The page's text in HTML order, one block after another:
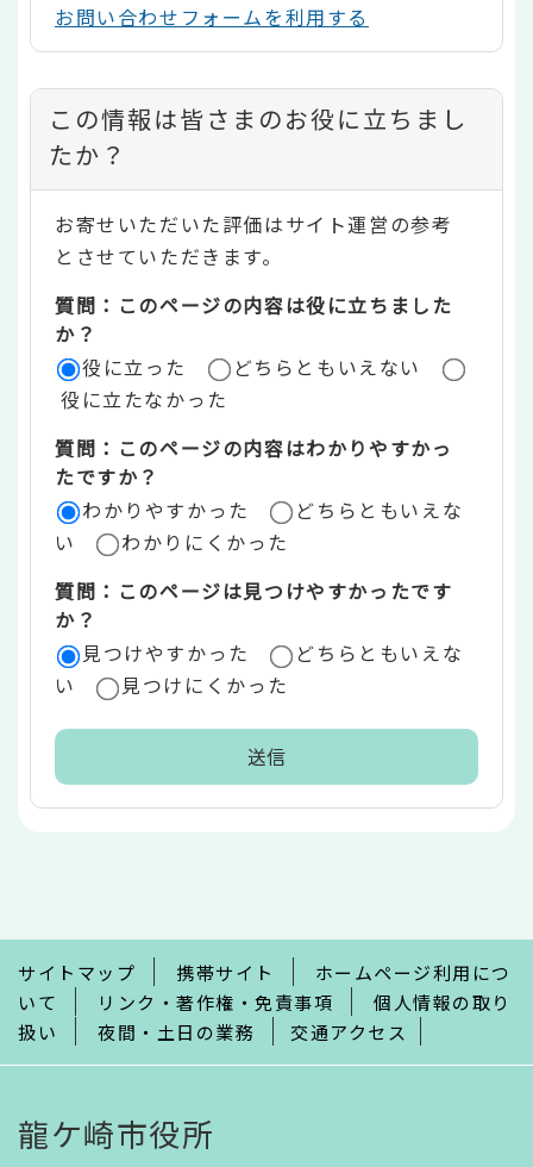
お問い合わせフォームを利用する
コ
ン
テ
ン
ツ
評
価
リ
ア
この情報は皆さまのお役に立ちまし
たか？
お寄せいただいた評価はサイト運営の参考
とさせていただきます。
質問：このページの内容は役に立ちました
か？
役に立った
どちらともいえない
役に立たなかった
質問：このページの内容はわかりやすかっ
たですか？
わかりやすかった
どちらともいえな
い
わかりにくかった
質問：このページは見つけやすかったです
か？
見つけやすかった
どちらともいえな
い
見つけにくかった
で
サイトマップ 携帯サイト
ホームページ利用につ
いて
リンク・著作権・免責事項
個人情報の取り
扱い
夜間・土日の業務 交通アクセス
龍ケ崎市役所